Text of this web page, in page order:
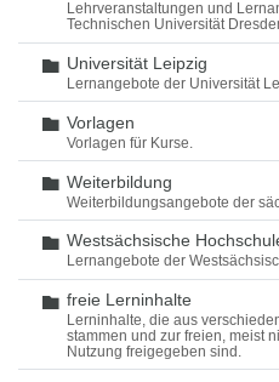
Lehrveranstaltungen und
Technischen Universität
Ordner
Universität Leipzig
Lernangebote der Universität
Ordner
Vorlagen
Vorlagen für Kurse.
Ordner
Weiterbildung
Weiterbildungsangebote der
Ordner
Westsächsische
Lernangebote der
Ordner
freie Lerninhalte
Lerninhalte, die aus
stammen und zur freien, meist
Nutzung freigegeben sind.